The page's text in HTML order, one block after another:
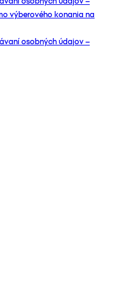
výberového konania na
osobných údajov –